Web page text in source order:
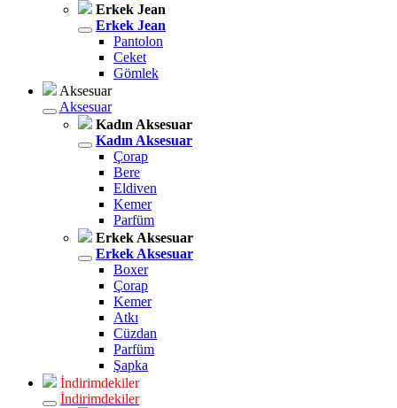
Erkek Jean
Erkek Jean
Pantolon
Ceket
Gömlek
Aksesuar
Aksesuar
Kadın Aksesuar
Kadın Aksesuar
Çorap
Bere
Eldiven
Kemer
Parfüm
Erkek Aksesuar
Erkek Aksesuar
Boxer
Çorap
Kemer
Atkı
Cüzdan
Parfüm
Şapka
İndirimdekiler
İndirimdekiler